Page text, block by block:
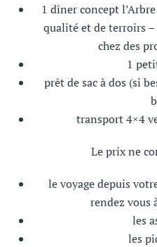
1 dîner concept
qualité et de terroirs
chez des
1
prêt de sac à dos (si
transport 4×4
Le prix ne
le voyage depuis
rendez vous
les
les